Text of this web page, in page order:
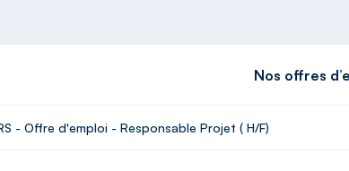
Nos offres
- Offre d'emploi - Responsable Projet ( H/F)